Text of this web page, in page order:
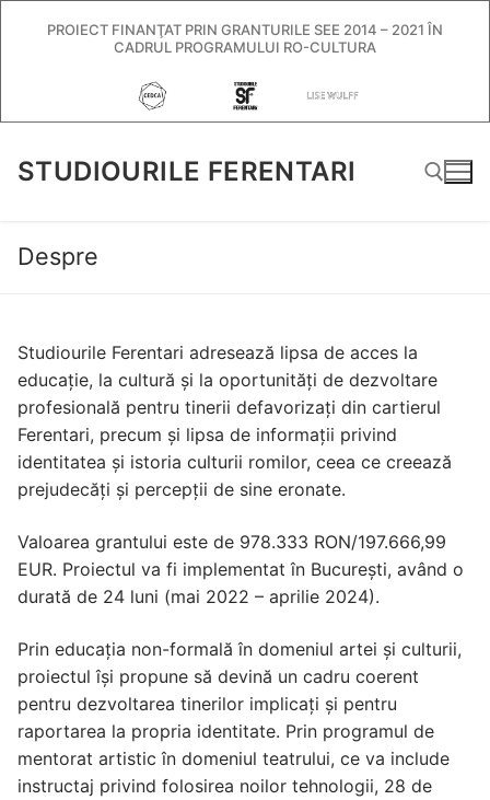
PROIECT FINANŢAT PRIN GRANTURILE SEE 2014 – 2021 ÎN
CADRUL PROGRAMULUI RO-CULTURA
STUDIOURILE FERENTARI
Despre
Studiourile Ferentari adresează lipsa de acces la
educație, la cultură și la oportunități de dezvoltare
profesională pentru tinerii defavorizați din cartierul
Ferentari, precum și lipsa de informații privind
identitatea și istoria culturii romilor, ceea ce creează
prejudecăți și percepții de sine eronate.
Valoarea grantului este de 978.333 RON/197.666,99
EUR. Proiectul va fi implementat în București, având o
durată de 24 luni (mai 2022 – aprilie 2024).
Prin educația non-formală în domeniul artei și culturii,
proiectul își propune să devină un cadru coerent
pentru dezvoltarea tinerilor implicați și pentru
raportarea la propria identitate. Prin programul de
mentorat artistic în domeniul teatrului, ce va include
instructaj privind folosirea noilor tehnologii, 28 de